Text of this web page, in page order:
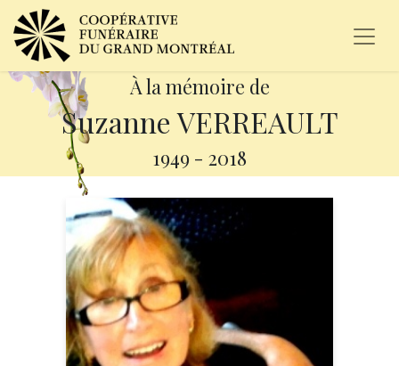
À la mémoire de
Suzanne VERREAULT
1949 - 2018